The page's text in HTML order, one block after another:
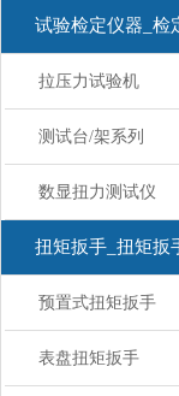
试验检定仪器_检
拉压力试验机
测试台/架系列
数显扭力测试仪
扭矩扳手_扭矩扳
预置式扭矩扳手
表盘扭矩扳手